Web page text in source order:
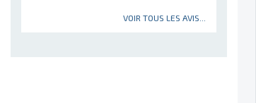
VOIR TOUS LES AVIS...